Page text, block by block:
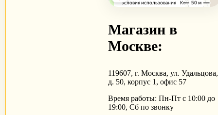
Магазин в
Москве:
119607, г. Москва, ул. Удальцова,
д. 50, корпус 1, офис 57
Время работы: Пн-Пт с 10:00 до
19:00, Сб по звонку